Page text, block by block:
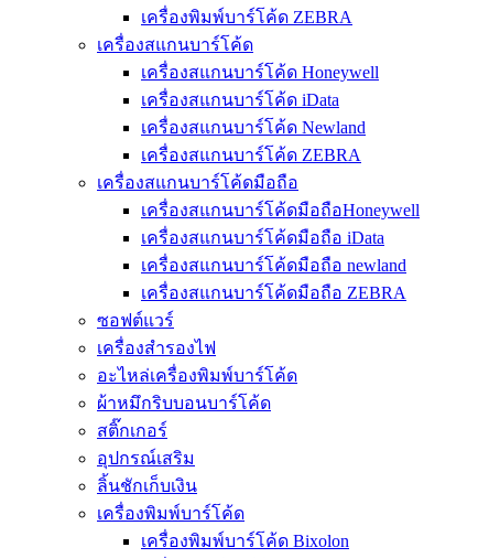
เครื่องพิมพ์บาร์โค้ด ZEBRA
เครื่องสแกนบาร์โค้ด
เครื่องสแกนบาร์โค้ด Honeywell
เครื่องสแกนบาร์โค้ด iData
เครื่องสแกนบาร์โค้ด Newland
เครื่องสแกนบาร์โค้ด ZEBRA
เครื่องสแกนบาร์โค้ดมือถือ
เครื่องสแกนบาร์โค้ดมือถือHoneywell
เครื่องสแกนบาร์โค้ดมือถือ iData
เครื่องสแกนบาร์โค้ดมือถือ newland
เครื่องสแกนบาร์โค้ดมือถือ ZEBRA
ซอฟต์แวร์
เครื่องสำรองไฟ
อะไหล่เครื่องพิมพ์บาร์โค้ด
ผ้าหมึกริบบอนบาร์โค้ด
สติ๊กเกอร์
อุปกรณ์เสริม
ลิ้นชักเก็บเงิน
เครื่องพิมพ์บาร์โค้ด
เครื่องพิมพ์บาร์โค้ด Bixolon